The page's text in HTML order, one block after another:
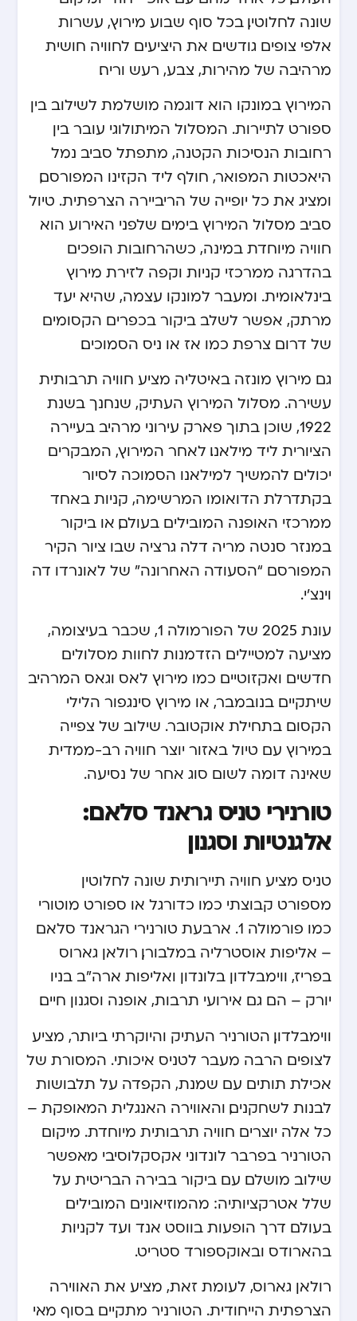
שונה לחלוטין. בכל סוף שבוע מירוץ, עשרות
אלפי צופים גודשים את היציעים לחוויה חושית
מרהיבה של מהירות, צבע, רעש וריח.
המירוץ במונקו הוא דוגמה מושלמת לשילוב בין
ספורט לתיירות. המסלול המיתולוגי עובר בין
רחובות הנסיכות הקטנה, מתפתל סביב נמל
היאכטות המפואר, חולף ליד הקזינו המפורסם,
ומציג את כל יופייה של הריביירה הצרפתית. טיול
סביב מסלול המירוץ בימים שלפני האירוע הוא
חוויה מיוחדת במינה, כשהרחובות הופכים
בהדרגה ממרכזי קניות וקפה לזירת מירוץ
בינלאומית. ומעבר למונקו עצמה, שהיא יעד
מרתק, אפשר לשלב ביקור בכפרים הקסומים
של דרום צרפת כמו אז או ניס הסמוכים.
גם מירוץ מונזה באיטליה מציע חוויה תרבותית
עשירה. מסלול המירוץ העתיק, שנחנך בשנת
1922, שוכן בתוך פארק עירוני מרהיב בעיירה
הציורית ליד מילאנו. לאחר המירוץ, המבקרים
יכולים להמשיך למילאנו הסמוכה לסיור
בקתדרלת הדואומו המרשימה, קניות באחד
ממרכזי האופנה המובילים בעולם, או ביקור
במנזר סנטה מריה דלה גרציה שבו ציור הקיר
המפורסם “הסעודה האחרונה” של לאונרדו דה
וינצ’י.
עונת 2025 של הפורמולה 1, שכבר בעיצומה,
מציעה למטיילים הזדמנות לחוות מסלולים
חדשים ואקזוטיים כמו מירוץ לאס וגאס המרהיב
שיתקיים בנובמבר, או מירוץ סינגפור הלילי
הקסום בתחילת אוקטובר. שילוב של צפייה
במירוץ עם טיול באזור יוצר חוויה רב-ממדית
שאינה דומה לשום סוג אחר של נסיעה.
טורנירי טניס גראנד סלאם:
אלגנטיות וסגנון
טניס מציע חוויה תיירותית שונה לחלוטין
מספורט קבוצתי כמו כדורגל או ספורט מוטורי
כמו פורמולה 1. ארבעת טורנירי הגראנד סלאם
– אליפות אוסטרליה במלבורן, רולאן גארוס
בפריז, ווימבלדון בלונדון ואליפות ארה”ב בניו
יורק – הם גם אירועי תרבות, אופנה וסגנון חיים.
ווימבלדון, הטורניר העתיק והיוקרתי ביותר, מציע
לצופים הרבה מעבר לטניס איכותי. המסורת של
אכילת תותים עם שמנת, הקפדה על תלבושות
לבנות לשחקנים, והאווירה האנגלית המאופקת –
כל אלה יוצרים חוויה תרבותית מיוחדת. מיקום
הטורניר בפרבר לונדוני אקסקלוסיבי מאפשר
שילוב מושלם עם ביקור בבירה הבריטית על
שלל אטרקציותיה: מהמוזיאונים המובילים
בעולם דרך הופעות בווסט אנד ועד לקניות
בהארודס ובאוקספורד סטריט.
רולאן גארוס, לעומת זאת, מציע את האווירה
הצרפתית הייחודית. הטורניר מתקיים בסוף מאי